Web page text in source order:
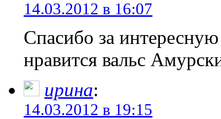
14.03.2012 в 16:07
Спасибо за
нравится вальс
ирина:
14.03.2012 в 19:15